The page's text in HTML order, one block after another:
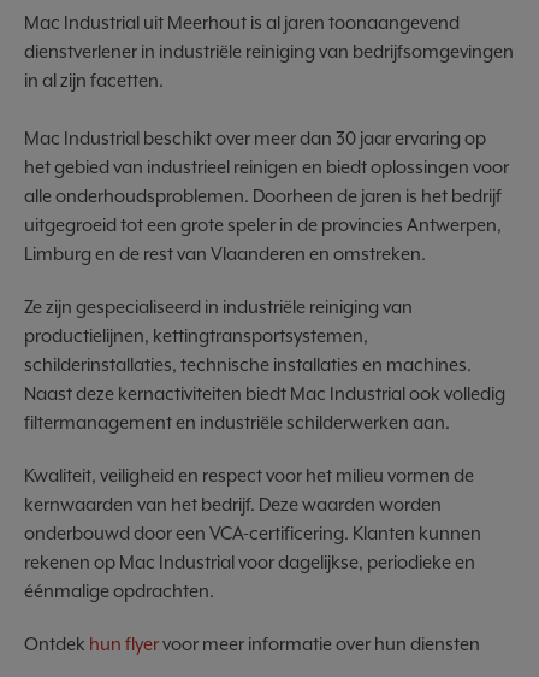
Mac Industrial uit Meerhout is al jaren toonaangevend
dienstverlener in industriële reiniging van bedrijfsomgevingen
in al zijn facetten.
Mac Industrial beschikt over meer dan 30 jaar ervaring op
het gebied van industrieel reinigen en biedt oplossingen voor
alle onderhoudsproblemen. Doorheen de jaren is het bedrijf
uitgegroeid tot een grote speler in de provincies Antwerpen,
Limburg en de rest van Vlaanderen en omstreken.
Ze zijn gespecialiseerd in industriële reiniging van
productielijnen, kettingtransportsystemen,
schilderinstallaties, technische installaties en machines.
Naast deze kernactiviteiten biedt Mac Industrial ook volledig
filtermanagement en industriële schilderwerken aan.
Kwaliteit, veiligheid en respect voor het milieu vormen de
kernwaarden van het bedrijf. Deze waarden worden
onderbouwd door een VCA-certificering. Klanten kunnen
rekenen op Mac Industrial voor dagelijkse, periodieke en
éénmalige opdrachten.
Ontdek hun flyervoor meer informatie over hun diensten